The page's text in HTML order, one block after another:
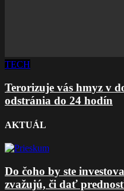
TECH
Terorizuje vás hmyz v
odstránia do 24 hodín
AKTUÁL
Do čoho by ste
zvažujú, či dať